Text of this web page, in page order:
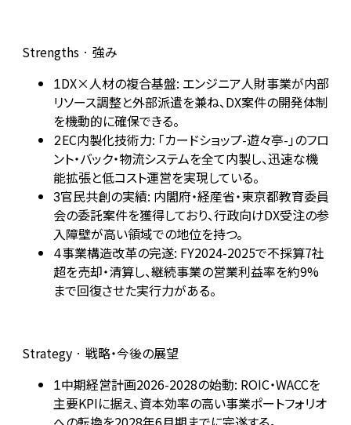
Strengths · 強み
1DX×人材の複合基盤: エンジニア人財事業が内部
リソース調整と外部派遣を兼ね、DX案件の開発体制
を機動的に確保できる。
2EC内製化技術力: 「カードショップ-遊々亭-」のフロ
ント・バック・物流システムを全て内製し、迅速な機
能拡張と低コスト運営を実現している。
3官民共創の実績: 内閣府・経産省・東京都教育委員
会の委託案件を獲得しており、行政向けDX受注の参
入障壁が高い領域での地位を持つ。
4事業構造改革の完遂: FY2024-2025で不採算7社
超を売却・清算し、継続事業の営業利益率を約9%
まで回復させた実行力がある。
Strategy · 戦略・今後の展望
1中期経営計画2026-2028の始動: ROIC・WACCを
主要KPIに据え、資本効率の高い事業ポートフォリオ